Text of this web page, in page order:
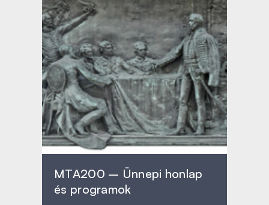
MTA200 – Ünnepi honlap
és programok